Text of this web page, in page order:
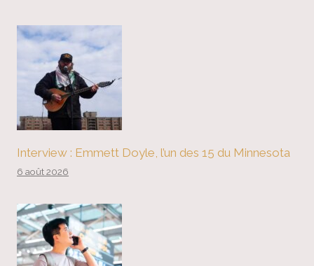
Interview : Emmett Doyle, l’un des 15 du Minnesota
6 août 2026